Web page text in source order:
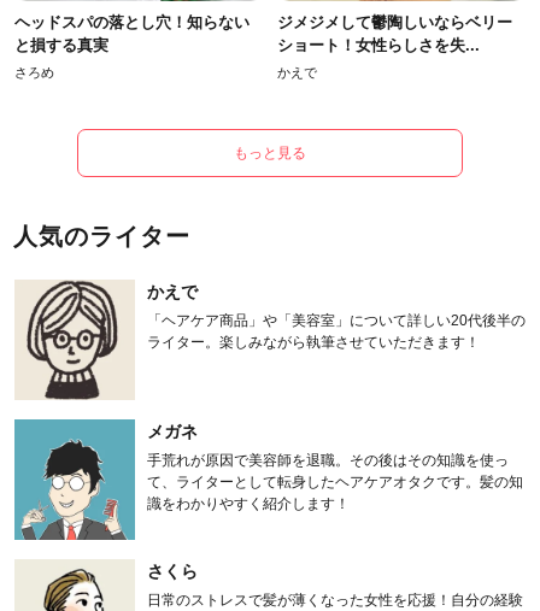
ヘッドスパの落とし穴！知らない
と損する真実
さろめ
ジメジメして鬱陶しいならベリー
ショート！女性らしさを失...
かえで
もっと見る
人気のライター
かえで
「ヘアケア商品」や「美容室」について詳しい20代後半の
ライター。楽しみながら執筆させていただきます！
メガネ
手荒れが原因で美容師を退職。その後はその知識を使っ
て、ライターとして転身したヘアケアオタクです。髪の知
識をわかりやすく紹介します！
さくら
日常のストレスで髪が薄くなった女性を応援！自分の経験